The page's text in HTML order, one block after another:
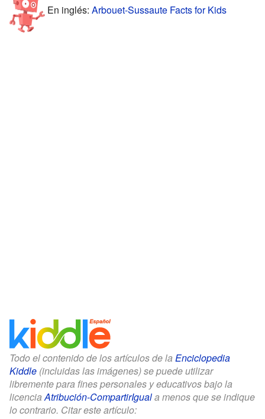
En inglés: Arbouet-Sussaute Facts for Kids
Todo el contenido de los artículos de la Enciclopedia
Kiddle (incluidas las imágenes) se puede utilizar
libremente para fines personales y educativos bajo la
licenciaAtribución-CompartirIguala menos que se indique
lo contrario. Citar este artículo: